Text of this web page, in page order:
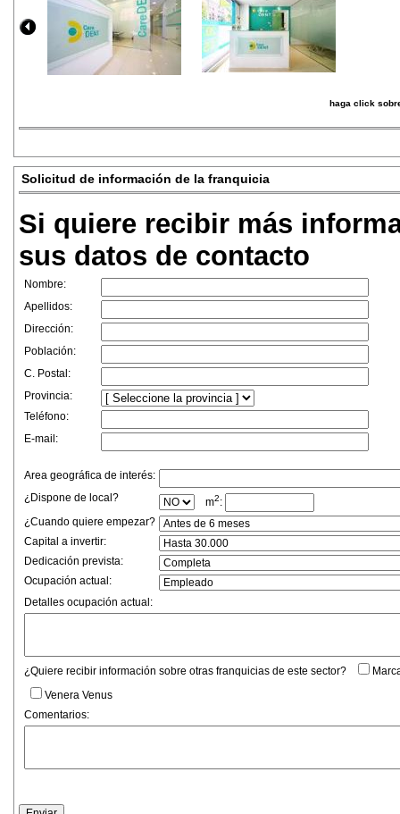
haga click
Solicitud de información de la franquicia
Si quiere recibir más
sus datos de contacto
Nombre:
Apellidos:
Dirección:
Población:
C. Postal:
Provincia:
Teléfono:
E-mail:
Area geográfica de interés:
¿Dispone de local?
m2:
¿Cuando quiere empezar?
Capital a invertir:
Dedicación prevista:
Ocupación actual:
Detalles ocupación actual:
¿Quiere recibir información sobre otras franquicias de este sector?
Venera Venus
Comentarios: